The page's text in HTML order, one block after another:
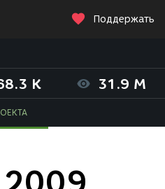
Поддержать
K 31.9 M